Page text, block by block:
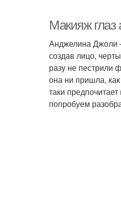
Макияж
Анджелина Джоли
создав лицо,
разу не пестрили
она ни пришла,
таки
попробуем